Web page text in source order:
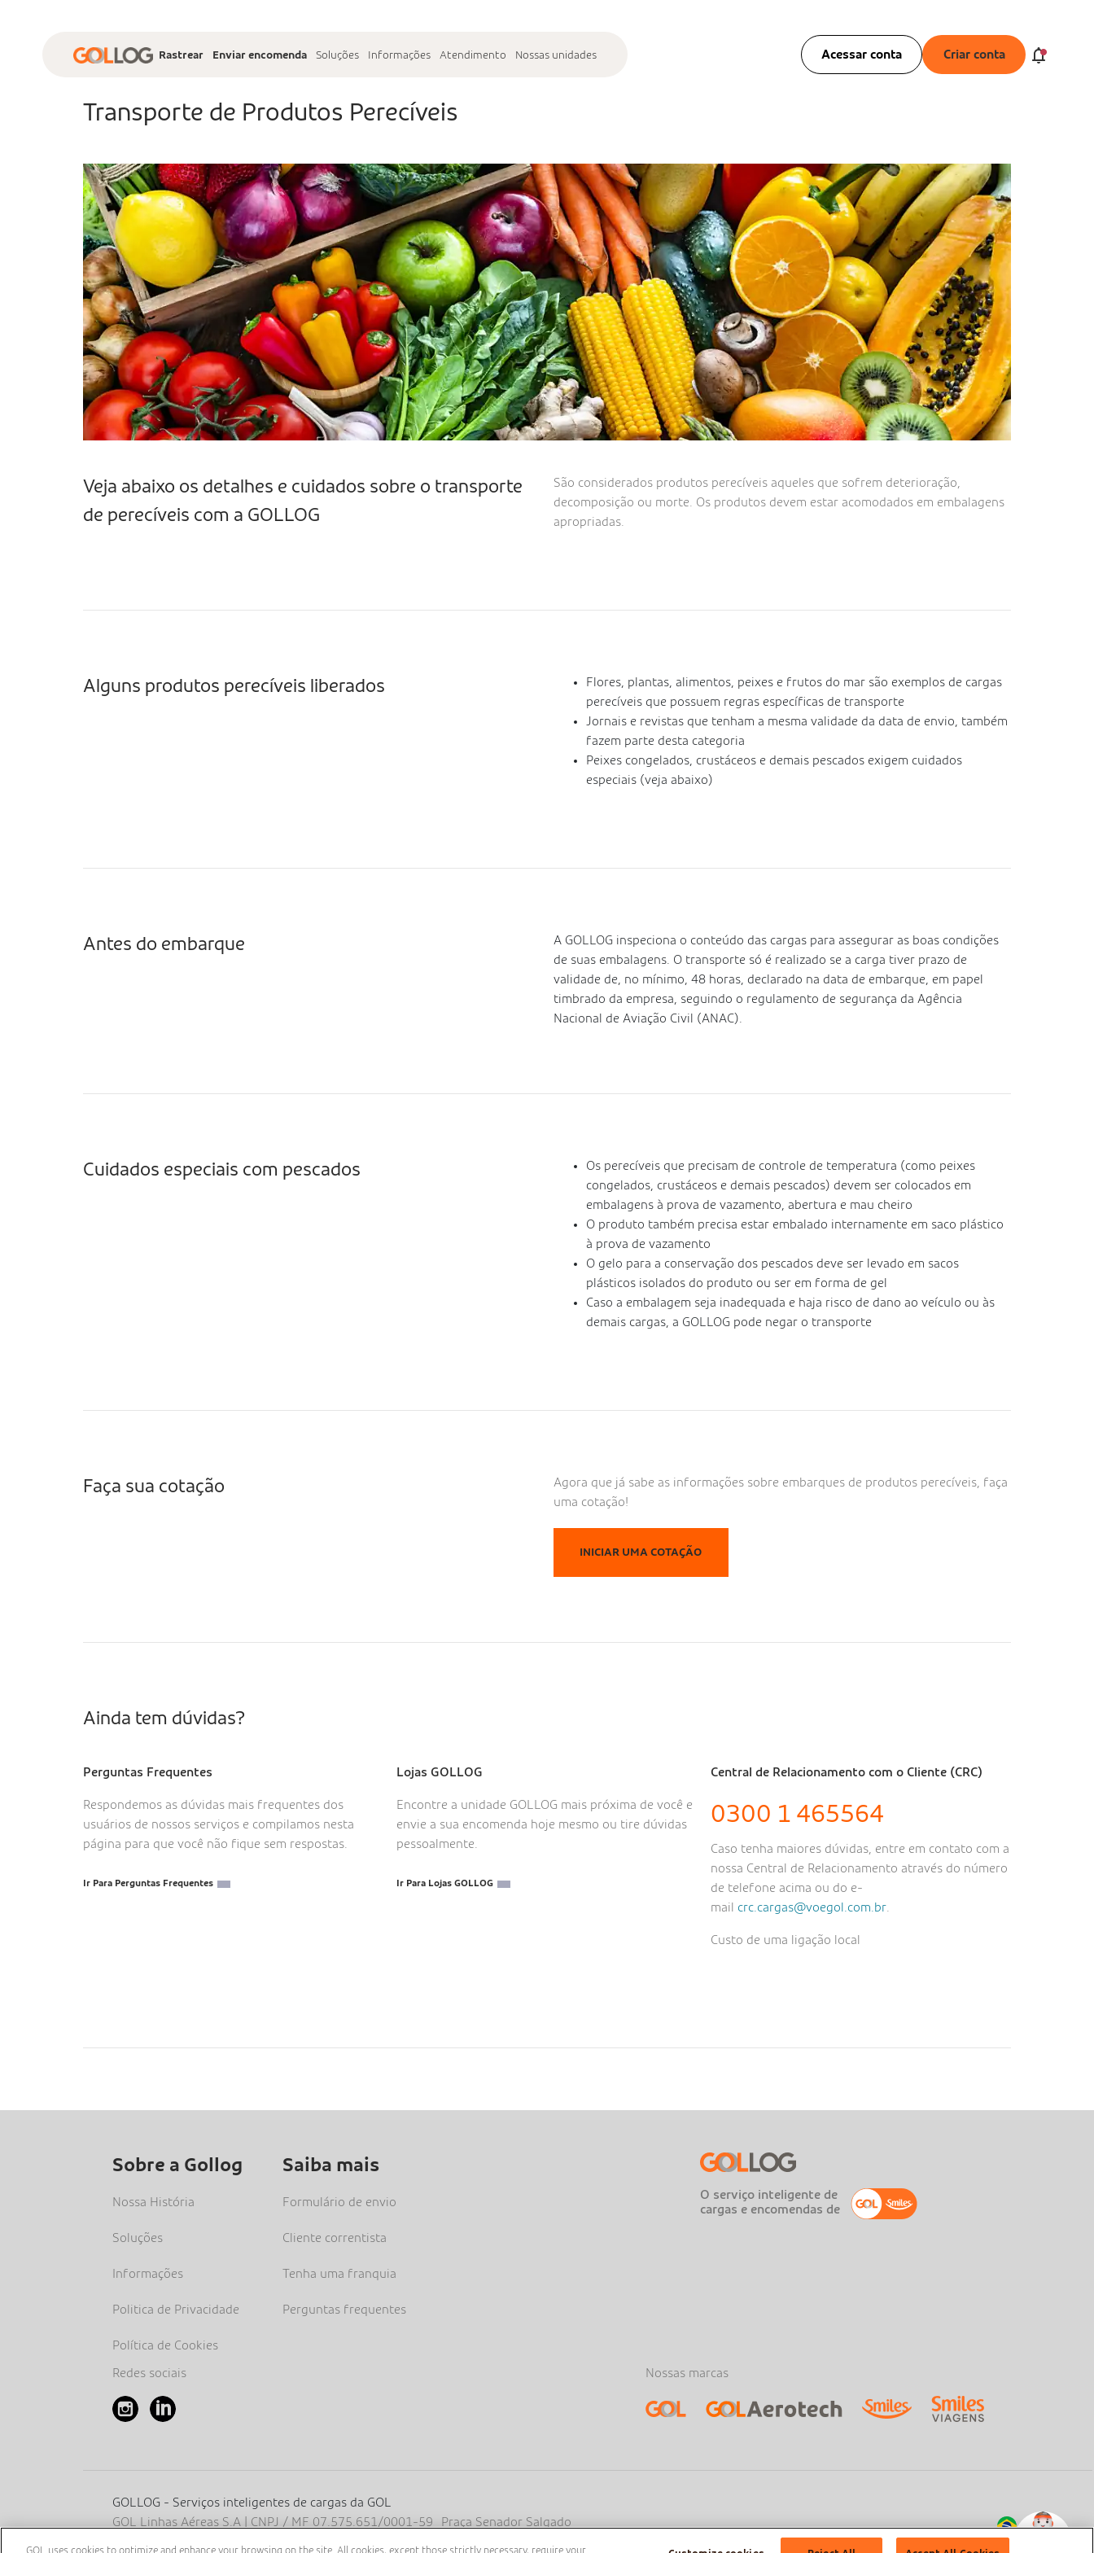
Rastrear Enviar encomenda Soluções Informações Atendimento Nossas unidades Acessar conta Criar conta
Transporte de Produtos Perecíveis
Veja abaixo os detalhes e cuidados sobre o transporte
de perecíveis com a GOLLOG
São considerados produtos perecíveis aqueles que sofrem deterioração,
decomposição ou morte. Os produtos devem estar acomodados em embalagens
apropriadas.
Alguns produtos perecíveis liberados
Flores, plantas, alimentos, peixes e frutos do mar são exemplos de cargas
perecíveis que possuem regras específicas de transporte
Jornais e revistas que tenham a mesma validade da data de envio, também
fazem parte desta categoria
Peixes congelados, crustáceos e demais pescados exigem cuidados
especiais (veja abaixo)
Antes do embarque
A GOLLOG inspeciona o conteúdo das cargas para assegurar as boas condições
de suas embalagens. O transporte só é realizado se a carga tiver prazo de
validade de, no mínimo, 48 horas, declarado na data de embarque, em papel
timbrado da empresa, seguindo o regulamento de segurança da Agência
Nacional de Aviação Civil (ANAC).
Cuidados especiais com pescados
Os perecíveis que precisam de controle de temperatura (como peixes
congelados, crustáceos e demais pescados) devem ser colocados em
embalagens à prova de vazamento, abertura e mau cheiro
O produto também precisa estar embalado internamente em saco plástico
à prova de vazamento
O gelo para a conservação dos pescados deve ser levado em sacos
plásticos isolados do produto ou ser em forma de gel
Caso a embalagem seja inadequada e haja risco de dano ao veículo ou às
demais cargas, a GOLLOG pode negar o transporte
Faça sua cotação
Agora que já sabe as informações sobre embarques de produtos perecíveis, faça
uma cotação!
INICIAR UMA COTAÇÃO
Ainda tem dúvidas?
Perguntas Frequentes
Respondemos as dúvidas mais frequentes dos
usuários de nossos serviços e compilamos nesta
página para que você não fique sem respostas.
Ir Para Perguntas Frequentes
Lojas GOLLOG
Encontre a unidade GOLLOG mais próxima de você e
envie a sua encomenda hoje mesmo ou tire dúvidas
pessoalmente.
Ir Para Lojas GOLLOG
Central de Relacionamento com o Cliente (CRC)
0300 1 465564
Caso tenha maiores dúvidas, entre em contato com a
nossa Central de Relacionamento através do número
de telefone acima ou do e-
mail crc.cargas@voegol.com.br.
Custo de uma ligação local
Sobre a Gollog
Nossa História
Soluções
Informações
Politica de Privacidade
Política de Cookies
Saiba mais
Formulário de envio
Cliente correntista
Tenha uma franquia
Perguntas frequentes
O serviço inteligente de
cargas e encomendas de
Redes sociais Nossas marcas
GOLLOG - Serviços inteligentes de cargas da GOL
GOL Linhas Aéreas S.A | CNPJ / MF 07.575.651/0001-59 Praça Senador Salgado